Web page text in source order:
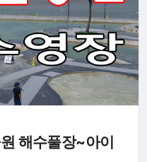
해수풀장~아이